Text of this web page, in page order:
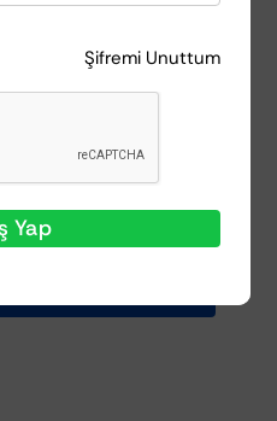
Aşındırıcı Pasta
Şifremi Unuttum
Yap